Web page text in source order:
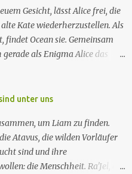
der HD-restaurierten Fassung
Enterprise – Das nächste
und erzählt von den
Enterprise-
und die Hilfe bei
Gesicht, lässt Alice frei, die
Kate wiederherzustellen. Als
findet Ocean sie. Gemeinsam
als Enigma Alice das
GCPd-Beamte Ryan und Luke
sie verhaftet. Die drei treffen
besorgt sich einen Anwalt,
neue Snakebite viele
Monster verwandelt. Ein
unter uns
um Liam zu finden.
Atavus, die wilden Vorläufer
sind und ihre
die Menschheit. Ra'Jel, der